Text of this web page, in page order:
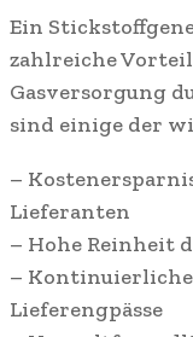
Ein
zahlreiche
Gasversorgung
sind einige der
–
Lieferanten
– Hohe Reinheit
–
Lieferengpässe